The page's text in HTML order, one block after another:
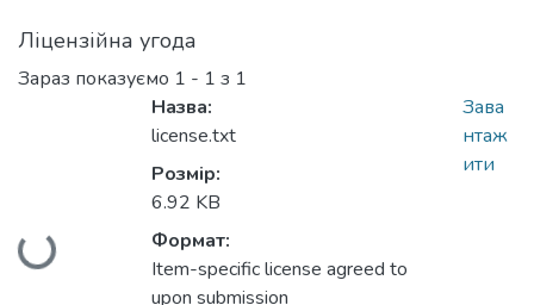
Ліцензійна угода
Зараз показуємо 1 - 1 з 1
Назва:
license.txt
Розмір:
6.92 KB
Формат:
Item-specific license agreed to
upon submission
Зава
нтаж
ити